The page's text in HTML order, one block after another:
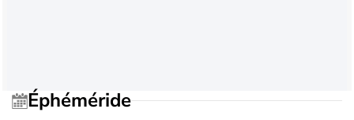
Éphéméride